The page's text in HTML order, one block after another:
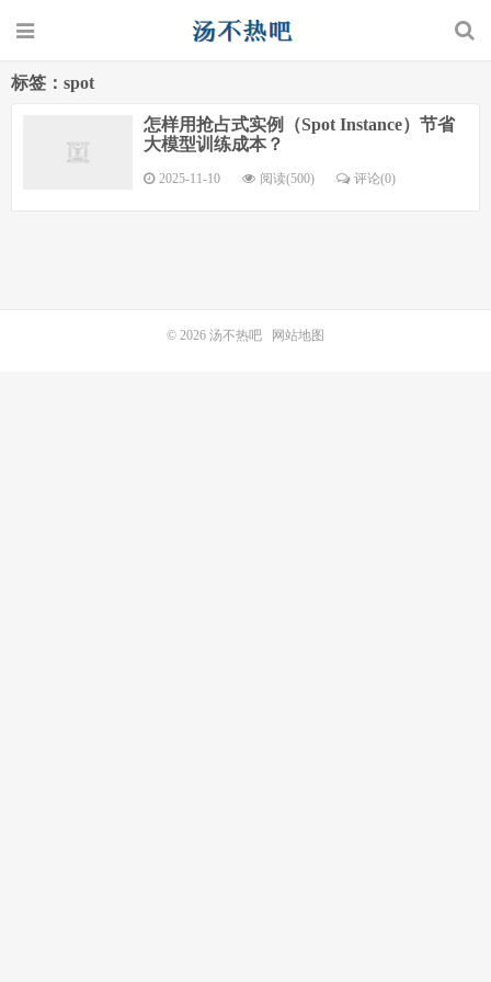
标签：spot
怎样用抢占式实例（Spot Instance）节省
大模型训练成本？
2025-11-10 阅读(500) 评论(0)
© 2026 汤不热吧 网站地图